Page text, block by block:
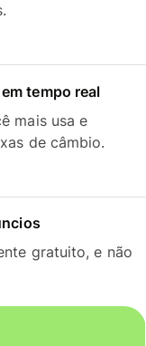
tempo real
mais usa e
de câmbio.
gratuito, e não